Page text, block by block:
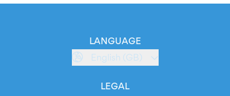
LANGUAGE
English (GB)
LEGAL